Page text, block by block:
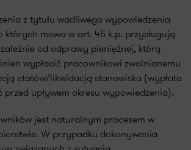
z tytułu wadliwego wypowiedzenia
których mowa w art. 45 k.p. przysługują
od odprawy pieniężnej, którą
wypłacić pracownikowi zwalnianemu
etatów/likwidacją stanowiska (wypłata
upływem okresu wypowiedzenia).
jest naturalnym procesem w
W przypadku dokonywania